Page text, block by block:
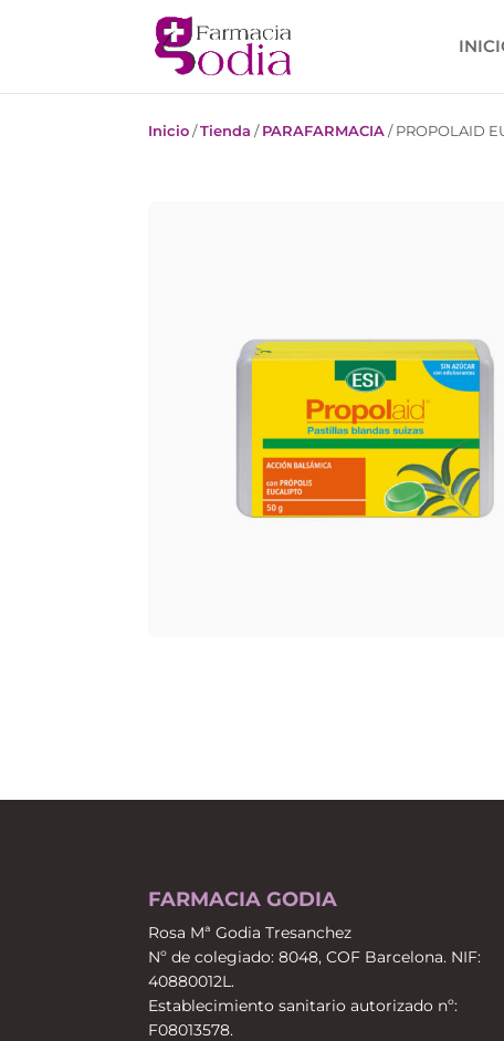
Inicio/Tienda /PARAFARMACIA/PROPOLAID
FARMACIA GODIA
Rosa Mª Godia Tresanchez
Nº de colegiado: 8048, COF Barcelona. NIF:
40880012L.
Establecimiento sanitario autorizado nº:
F08013578.